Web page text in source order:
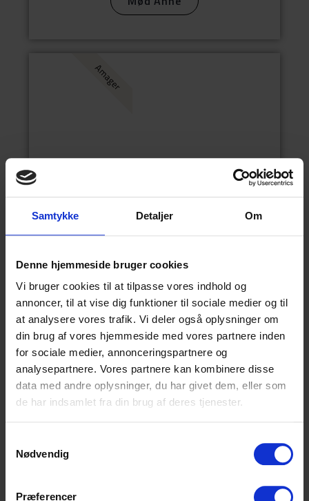
Samtykke Detaljer Om
Denne hjemmeside bruger cookies
Vi bruger cookies til at tilpasse vores indhold og
annoncer, til at vise dig funktioner til sociale medier og til
at analysere vores trafik. Vi deler også oplysninger om
din brug af vores hjemmeside med vores partnere inden
for sociale medier, annonceringspartnere og
analysepartnere. Vores partnere kan kombinere disse
data med andre oplysninger, du har givet dem, eller som
de har indsamlet fra din brug af deres tjenester.
Nødvendig
Præferencer
Mød Benny
Amager
Grønland